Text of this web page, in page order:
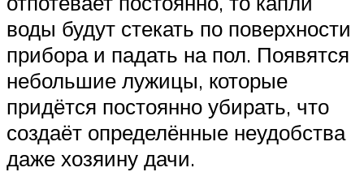
воды будут стекать по поверхности
прибора и падать на пол. Появятся
небольшие лужицы, которые
придётся постоянно убирать, что
создаёт определённые неудобства
даже хозяину дачи.